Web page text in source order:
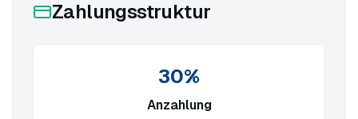
Zahlungsstruktur
30%
Anzahlung